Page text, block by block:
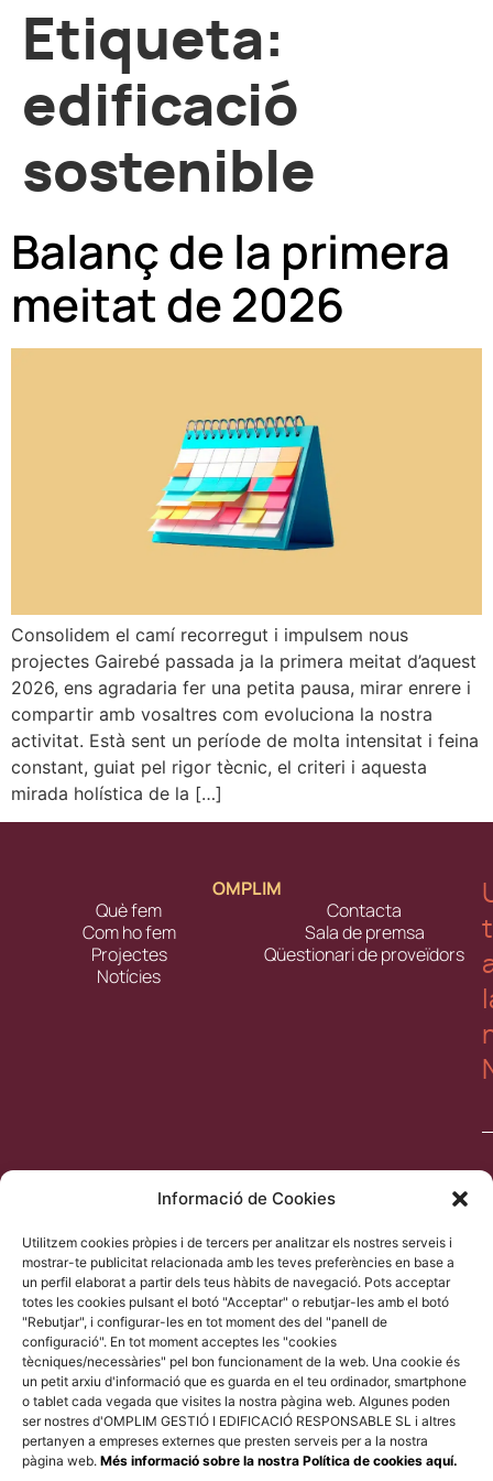
Informació de Cookies
Utilitzem cookies pròpies i de tercers per analitzar els nostres serveis i
mostrar-te publicitat relacionada amb les teves preferències en base a
un perfil elaborat a partir dels teus hàbits de navegació. Pots acceptar
totes les cookies pulsant el botó "Acceptar" o rebutjar-les amb el botó
"Rebutjar", i configurar-les en tot moment des del "panell de
configuració". En tot moment acceptes les "cookies
tècniques/necessàries" pel bon funcionament de la web. Una cookie és
un petit arxiu d'informació que es guarda en el teu ordinador, smartphone
o tablet cada vegada que visites la nostra pàgina web. Algunes poden
ser nostres d'OMPLIM GESTIÓ I EDIFICACIÓ RESPONSABLE SL i altres
pertanyen a empreses externes que presten serveis per a la nostra
pàgina web. Més informació sobre la nostra Política de cookies aquí.
Etiqueta:
edificació
sostenible
Balanç de la primera
meitat de 2026
Consolidem el camí recorregut i impulsem nous
projectes Gairebé passada ja la primera meitat d’aquest
2026, ens agradaria fer una petita pausa, mirar enrere i
compartir amb vosaltres com evoluciona la nostra
activitat. Està sent un període de molta intensitat i feina
constant, guiat pel rigor tècnic, el criteri i aquesta
mirada holística de la […]
OMPLIM
Què fem
Com ho fem
Projectes
Notícies
Contacta
Sala de premsa
Qüestionari de proveïdors